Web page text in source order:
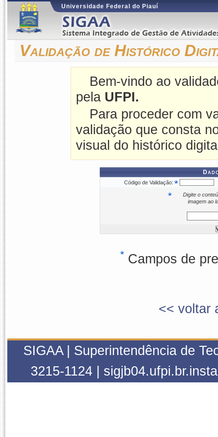
Universidade Federal do Piauí
Validação de Histórico
Bem-vindo ao
pela UFPI.
Para proceder com
validação que consta
visual do histórico
Código de Validação:
Digite o
imagem ao
Campos de
<< voltar
SIGAA | Superintendência de
3215-1124 |